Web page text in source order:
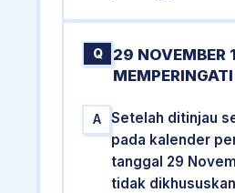
Q
29 NOVEMBER
A
Setelah ditinjau
pada kalender
tanggal 29
tidak